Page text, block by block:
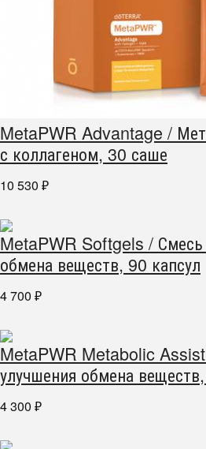
MetaPWR Advantage /
с коллагеном, 30 саше
10 530 ₽
MetaPWR Softgels / Смесь
обмена веществ, 90 капсул
4 700 ₽
MetaPWR Metabolic
улучшения обмена
4 300 ₽